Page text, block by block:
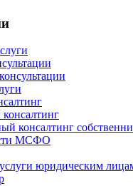
консалтинг
консалтинг
МСФО
юридическим